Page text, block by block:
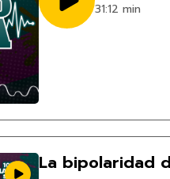
31:12 min
La bipolaridad